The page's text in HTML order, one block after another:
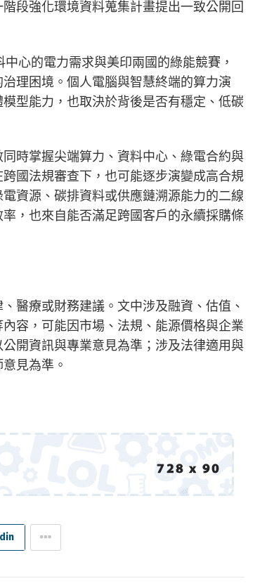
段強化環境資料蒐集計畫提出一致公開回
心的電力需求與美印兩國的綠能競賽，
理困境。個人電腦與智慧終端的算力演
型能力，也取決於背後是否有穩定、低碳
時掌握尖端算力、資料中心、綠電合約與
國法規審查下，也可能逐步演變成高合規
資源、碳排資料或供應鏈溯源能力的二線
，也來自能否滿足跨國客戶的永續採購條
醫療或財務建議。文中涉及融資、估值、
容，可能因市場、法規、能源價格與企業
開資訊與專業意見為準；涉及法律適用與
見為準。